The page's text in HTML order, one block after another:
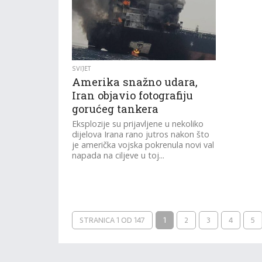
SVIJET
Amerika snažno udara,
Iran objavio fotografiju
gorućeg tankera
Eksplozije su prijavljene u nekoliko
dijelova Irana rano jutros nakon što
je američka vojska pokrenula novi val
napada na ciljeve u toj...
STRANICA 1 OD 147 1 2 3 4 5